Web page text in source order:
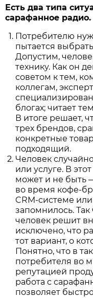
Есть два типа
сарафанное радио.
Потребителю
пытается
Допустим,
технику. Как он
советом к тем,
коллегам,
блогах; читает
В итоге решает,
трех брендов,
конкретные
подходящий.
Человек
или услуге. В
может и не быть
во время кофе-
CRM-системе
запомнилось.
человек решит
исключено, что
тот вариант, о
Понятно, что в
потребителя во
репутацией
работа с
позволяет